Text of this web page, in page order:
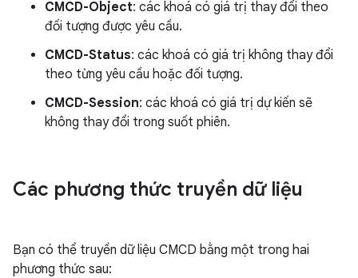
CMCD-Object: các khoá có giá trị thay đổi theo
đối tượng được yêu cầu.
CMCD-Status: các khoá có giá trị không thay đổi
theo từng yêu cầu hoặc đối tượng.
CMCD-Session: các khoá có giá trị dự kiến sẽ
không thay đổi trong suốt phiên.
Các phương thức truyền dữ liệu
Bạn có thể truyền dữ liệu CMCD bằng một trong hai
phương thức sau: